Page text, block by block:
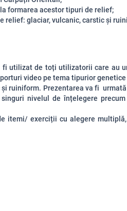
formarea acestor tipuri de relief;
relief: glaciar, vulcanic, carstic și
fi utilizat de toți utilizatorii care au
video pe tema tipurior
ruiniform. Prezentarea va fi
nivelul de înțelegere
itemi/ exerciții cu alegere